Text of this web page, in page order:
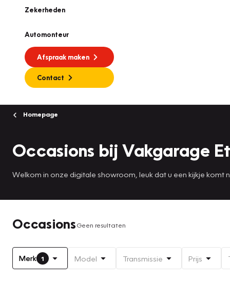
Zekerheden
Automonteur
Afspraak maken
Contact
Homepage
Occasions bij Vakgarage
Welkom in onze digitale showroom, leuk dat u een kijkje komt
OccasionsGeen resultaten
Merk 1 Model Transmissie Prijs